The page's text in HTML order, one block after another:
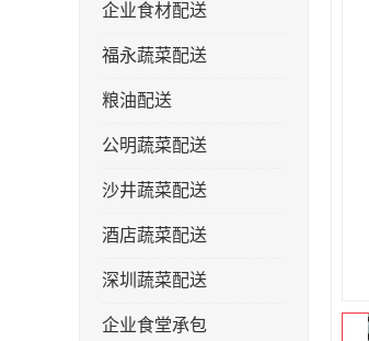
企业食材配送
福永蔬菜配送
粮油配送
公明蔬菜配送
沙井蔬菜配送
酒店蔬菜配送
深圳蔬菜配送
企业食堂承包